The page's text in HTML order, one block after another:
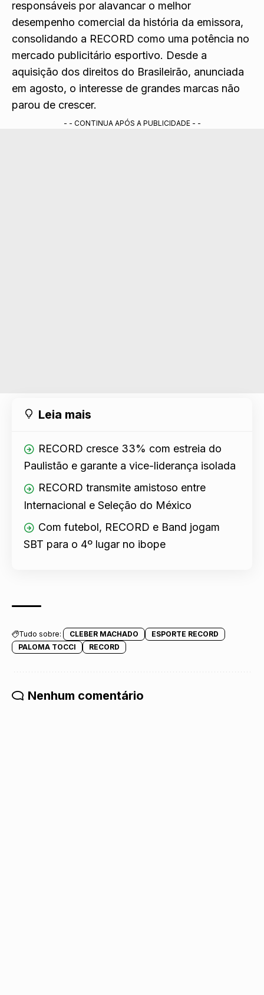
responsáveis por alavancar o melhor
desempenho comercial da história da emissora,
consolidando a RECORD como uma potência no
mercado publicitário esportivo. Desde a
aquisição dos direitos do Brasileirão, anunciada
em agosto, o interesse de grandes marcas não
parou de crescer.
- - CONTINUA APÓS A PUBLICIDADE - -
Leia mais
RECORD cresce 33% com estreia do
Paulistão e garante a vice-liderança isolada
RECORD transmite amistoso entre
Internacional e Seleção do México
Com futebol, RECORD e Band jogam
SBT para o 4º lugar no ibope
Tudo sobre: CLEBER MACHADO
ESPORTE RECORD
PALOMA TOCCI
RECORD
Nenhum comentário